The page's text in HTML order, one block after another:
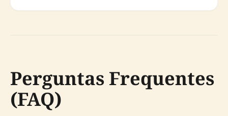
Perguntas Frequentes
(FAQ)